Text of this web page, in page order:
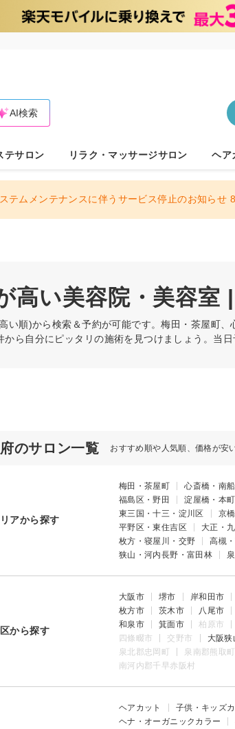
AI検索
テサロン リラク・マッサージサロン ヘア
テムメンテナンスに伴うサービス停止のお知らせ
高い美容院・美容室
い順)から検索＆予約が可能です。梅田・茶屋町
ら自分にピッタリの施術を見つけましょう。当日
のサロン一覧 おすすめ順や人気順、価格が安
アから探す
梅田・茶屋町 心斎橋・南
福島区・野田
淀屋橋・本
東三国・十三・淀川区
京
平野区・東住吉区
大正・
枚方・寝屋川・交野
高槻
狭山・河内長野・富田林
から探す
大阪市 堺市 岸和田市
枚方市
茨木市 八尾市
和泉市
箕面市 柏原市
四條畷市
交野市 大阪狭
泉北郡忠岡町
泉南郡熊取町
南河内郡千早赤阪村
ヘアカット 子供・キッズ
ヘナ・オーガニックカラー